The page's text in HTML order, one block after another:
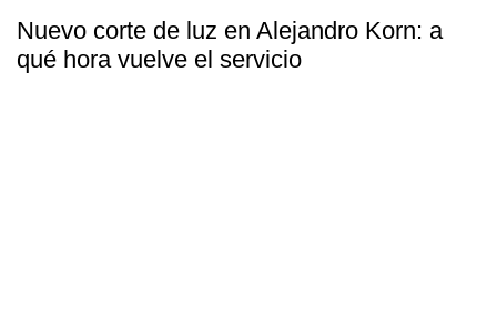
Nuevo corte de luz en Alejandro Korn: a
qué hora vuelve el servicio